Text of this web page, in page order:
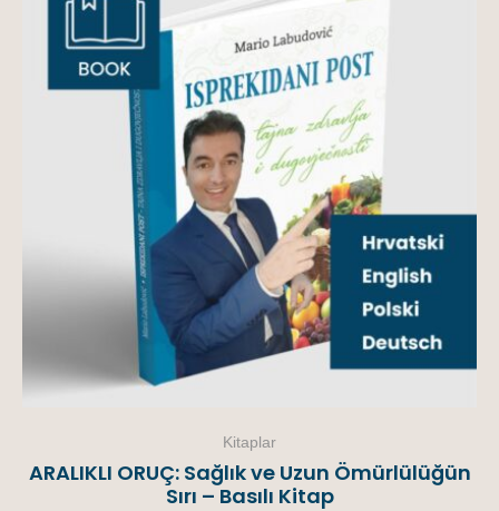
Kitaplar
ARALIKLI ORUÇ: Sağlık ve Uzun Ömürlülüğün
Sırı – Basılı Kitap